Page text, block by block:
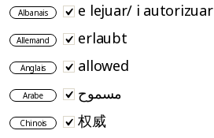
Albanais e lejuar/ i autorizuar
Allemand erlaubt
Anglais allowed
Arabe مسموح
Chinois 权威